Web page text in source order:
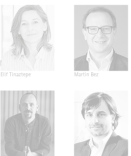
Elif Tinaztepe Martin Bez